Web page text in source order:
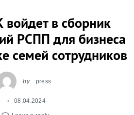
в сборник
РСПП для бизнеса
семей сотрудников
by press
08.04.2024